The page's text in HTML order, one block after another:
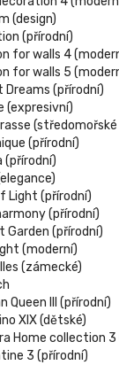
(design)
(přírodní)
for walls 4
for walls 5
Dreams (přírodní)
(expresivní)
(přírodní)
(přírodní)
Light (přírodní)
(přírodní)
Garden (přírodní)
(moderní)
(zámecké)
Queen III (přírodní)
XIX (dětské)
Home collection
3 (přírodní)